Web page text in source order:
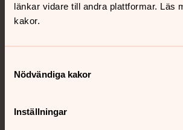
länkar vidare till andra plattformar. Läs
kakor.
Nödvändiga kakor
Inställningar
Hitta snabbt